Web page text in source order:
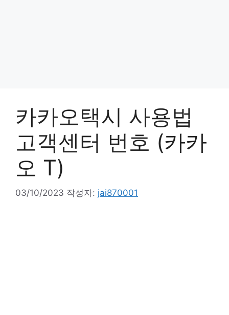
카카오택시 사용법
고객센터 번호 (카카
오 T)
03/10/2023 작성자: jai870001